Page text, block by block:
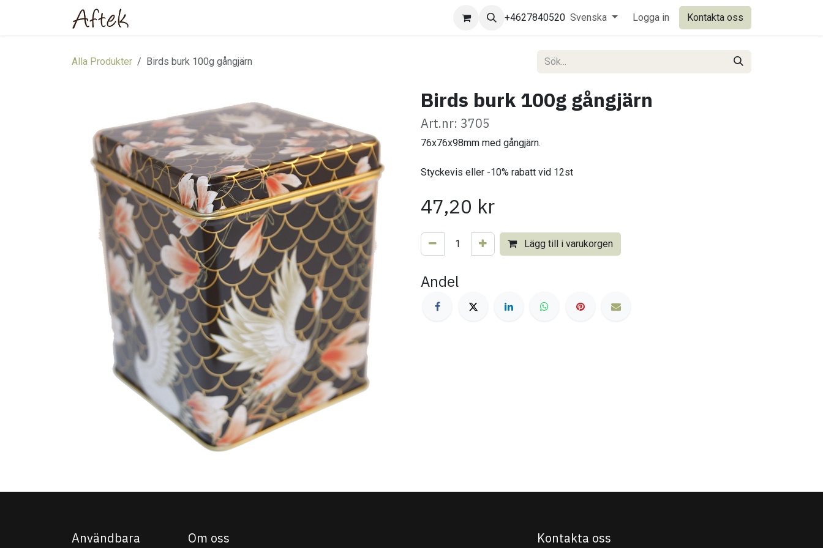
+4627840520 Svenska Logga in Kontakta oss
Alla Produkter Birds burk 100g gångjärn
Birds burk 100g gångjärn
Art.nr: 3705
76x76x98mm med gångjärn.
Styckevis eller -10% rabatt vid 12st
47,20 kr
Lägg till i varukorgen
Andel
Användbara
Om oss Kontakta oss